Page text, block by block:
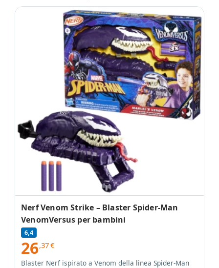
Nerf Venom Strike – Blaster Spider-Man
VenomVersus per bambini
6,4
26,37€
Blaster Nerf ispirato a Venom della linea Spider-Man